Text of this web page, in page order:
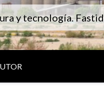
y tecnología.